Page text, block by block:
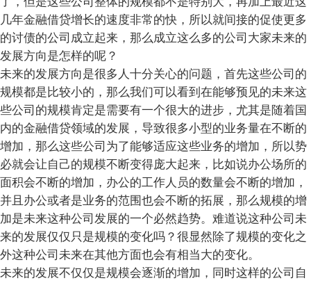
几年金融借贷增长的速度非常的快，所以就间接的促使更多
的讨债的公司成立起来，那么成立这么多的公司大家未来的
发展方向是怎样的呢？
未来的发展方向是很多人十分关心的问题，首先这些公司的
规模都是比较小的，那么我们可以看到在能够预见的未来这
些公司的规模肯定是需要有一个很大的进步，尤其是随着国
内的金融借贷领域的发展，导致很多小型的业务量在不断的
增加，那么这些公司为了能够适应这些业务的增加，所以势
必就会让自己的规模不断变得庞大起来，比如说办公场所的
面积会不断的增加，办公的工作人员的数量会不断的增加，
并且办公或者是业务的范围也会不断的拓展，那么规模的增
加是未来这种公司发展的一个必然趋势。难道说这种公司未
来的发展仅仅只是规模的变化吗？很显然除了规模的变化之
外这种公司未来在其他方面也会有相当大的变化。
未来的发展不仅仅是规模会逐渐的增加，同时这样的公司自